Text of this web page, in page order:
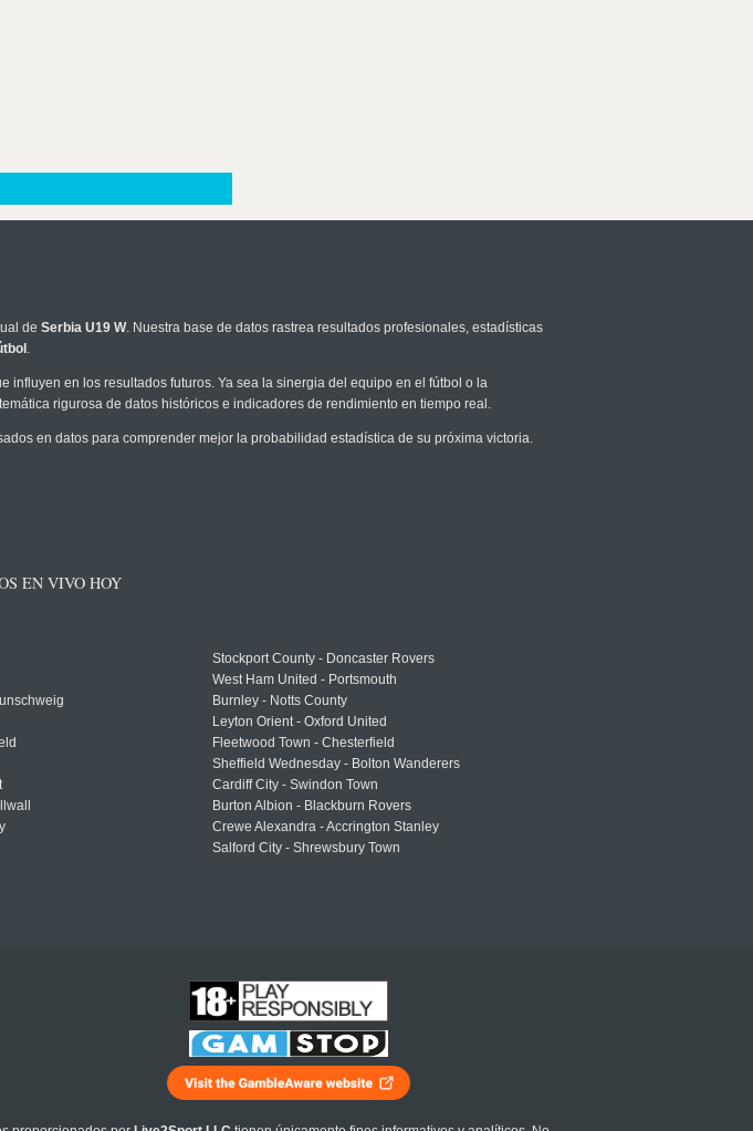
de Serbia U19 W. Nuestra base de datos rastrea resultados profesionales, estadísticas
.
influyen en los resultados futuros. Ya sea la sinergia del equipo en el fútbol o la
rigurosa de datos históricos e indicadores de rendimiento en tiempo real.
en datos para comprender mejor la probabilidad estadística de su próxima victoria.
EN VIVO HOY
Stockport County - Doncaster Rovers
West Ham United - Portsmouth
Burnley - Notts County
Leyton Orient - Oxford United
Fleetwood Town - Chesterfield
Sheffield Wednesday - Bolton Wanderers
Cardiff City - Swindon Town
Burton Albion - Blackburn Rovers
Crewe Alexandra - Accrington Stanley
Salford City - Shrewsbury Town